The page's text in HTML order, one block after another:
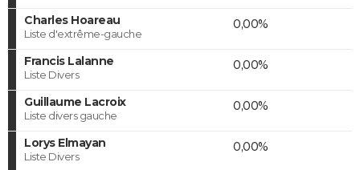
Charles Hoareau
Liste d'extrême-gauche
0,00%
Francis Lalanne
Liste Divers
0,00%
Guillaume Lacroix
Liste divers gauche
0,00%
Lorys Elmayan
Liste Divers
0,00%